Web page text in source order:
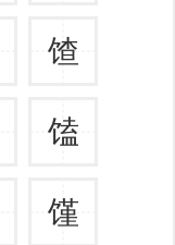
馇
馌
馑